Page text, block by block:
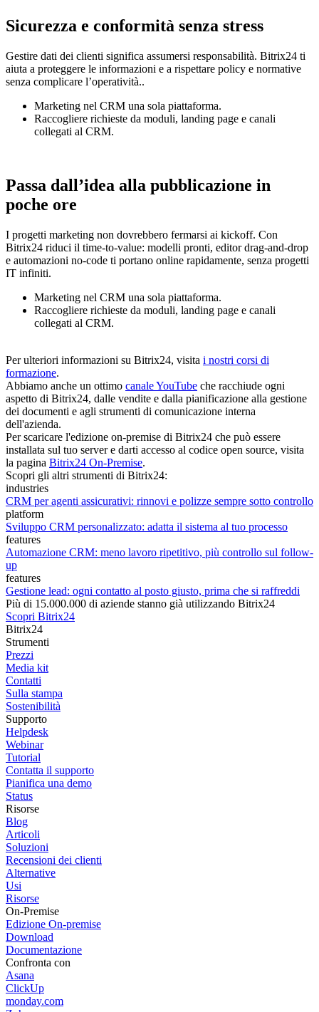
Sicurezza e conformità senza stress
Gestire dati dei clienti significa assumersi responsabilità. Bitrix24 ti
aiuta a proteggere le informazioni e a rispettare policy e normative
senza complicare l’operatività..
Marketing nel CRM una sola piattaforma.
Raccogliere richieste da moduli, landing page e canali
collegati al CRM.
Passa dall’idea alla pubblicazione in
poche ore
I progetti marketing non dovrebbero fermarsi ai kickoff. Con
Bitrix24 riduci il time‑to‑value: modelli pronti, editor drag‑and‑drop
e automazioni no‑code ti portano online rapidamente, senza progetti
IT infiniti.
Marketing nel CRM una sola piattaforma.
Raccogliere richieste da moduli, landing page e canali
collegati al CRM.
Per ulteriori informazioni su Bitrix24, visita i nostri corsi di
formazione.
Abbiamo anche un ottimo canale YouTube che racchiude ogni
aspetto di Bitrix24, dalle vendite e dalla pianificazione alla gestione
dei documenti e agli strumenti di comunicazione interna
dell'azienda.
Per scaricare l'edizione on-premise di Bitrix24 che può essere
installata sul tuo server e darti accesso al codice open source, visita
la pagina Bitrix24 On-Premise.
Scopri gli altri strumenti di Bitrix24:
industries
CRM per agenti assicurativi: rinnovi e polizze sempre sotto controllo
platform
Sviluppo CRM personalizzato: adatta il sistema al tuo processo
features
Automazione CRM: meno lavoro ripetitivo, più controllo sul follow-
up
features
Gestione lead: ogni contatto al posto giusto, prima che si raffreddi
Più di 15.000.000 di aziende stanno già utilizzando Bitrix24
Scopri Bitrix24
Bitrix24
Strumenti
Prezzi
Media kit
Contatti
Sulla stampa
Sostenibilità
Supporto
Helpdesk
Webinar
Tutorial
Contatta il supporto
Pianifica una demo
Status
Risorse
Blog
Articoli
Soluzioni
Recensioni dei clienti
Alternative
Usi
Risorse
On-Premise
Edizione On-premise
Download
Documentazione
Confronta con
Asana
ClickUp
monday.com